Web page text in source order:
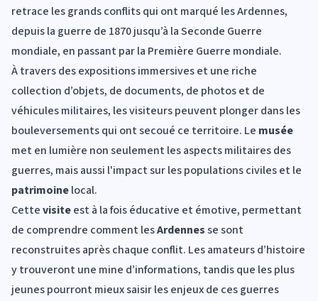
retrace les grands conflits qui ont marqué les Ardennes,
depuis la guerre de 1870 jusqu’à la Seconde Guerre
mondiale, en passant par la Première Guerre mondiale.
À travers des expositions immersives et une riche
collection d’objets, de documents, de photos et de
véhicules militaires, les visiteurs peuvent plonger dans les
bouleversements qui ont secoué ce territoire. Le musée
met en lumière non seulement les aspects militaires des
guerres, mais aussi l'impact sur les populations civiles et le
patrimoinelocal.
Cettevisiteest à la fois éducative et émotive, permettant
de comprendre comment lesArdennesse sont
reconstruites après chaque conflit. Les amateurs d’histoire
y trouveront une mine d’informations, tandis que les plus
jeunes pourront mieux saisir les enjeux de ces guerres